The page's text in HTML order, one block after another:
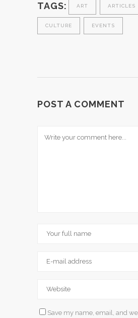
TAGS: ART ARTICLES
CULTURE EVENTS
POST A COMMENT
Save my name, email, and